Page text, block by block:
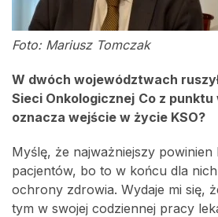
Foto: Mariusz Tomczak
W dwóch województwach
Sieci Onkologicznej Co z
oznacza wejście w życie KSO?
Myślę, że najważniejszy
pacjentów, bo to w końcu dla
ochrony zdrowia. Wydaje mi się,
tym w swojej codziennej pracy